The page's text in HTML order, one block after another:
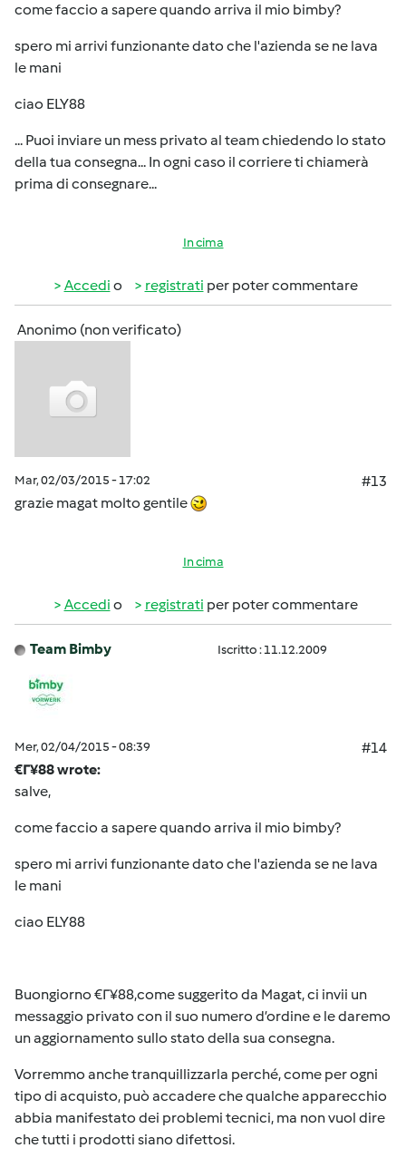
come faccio a sapere quando arriva il mio bimby?
spero mi arrivi funzionante dato che l'azienda se ne lava
le mani
ciao ELY88
... Puoi inviare un mess privato al team chiedendo lo stato
della tua consegna... In ogni caso il corriere ti chiamerà
prima di consegnare...
In cima
Accedi o registrati per poter commentare
Anonimo (non verificato)
Mar, 02/03/2015 - 17:02
#13
grazie magat molto gentile
In cima
Accedi o registrati per poter commentare
Team Bimby Iscritto : 11.12.2009
Mer, 02/04/2015 - 08:39
#14
€Г¥88 wrote:
salve,
come faccio a sapere quando arriva il mio bimby?
spero mi arrivi funzionante dato che l'azienda se ne lava
le mani
ciao ELY88
Buongiorno €Г¥88,come suggerito da Magat, ci invii un
messaggio privato con il suo numero d’ordine e le daremo
un aggiornamento sullo stato della sua consegna.
Vorremmo anche tranquillizzarla perché, come per ogni
tipo di acquisto, può accadere che qualche apparecchio
abbia manifestato dei problemi tecnici, ma non vuol dire
che tutti i prodotti siano difettosi.